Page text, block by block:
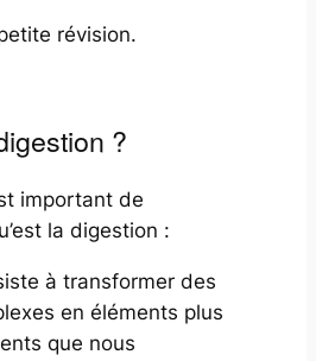
révision.
?
important de
la digestion :
à transformer des
en éléments plus
que nous